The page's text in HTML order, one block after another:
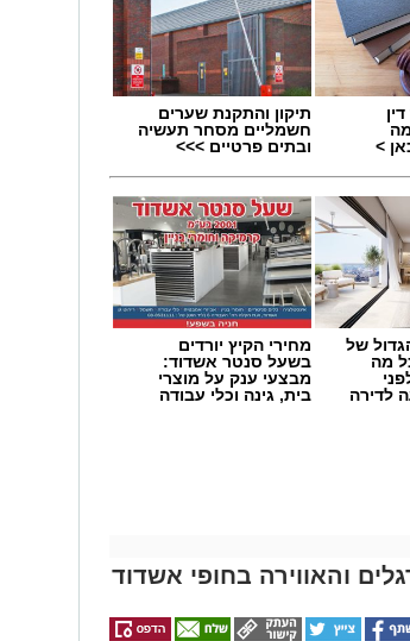
ממושך בין סיום העבודות בפועל לבין
>
תיקון והתקנת שערים
חשמליים מסחר תעשיה
ובתים פרטיים >>>
של
מה
לדירה
מחירי הקיץ יורדים
בשעל סנטר אשדוד:
מבצעי ענק על מוצרי
בית, גינה וכלי עבודה
והאווירה בחופי אשדוד